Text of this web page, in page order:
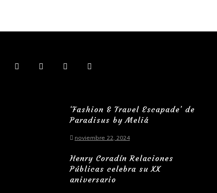
‘Fashion & Travel Escapade’ de
Paradisus by Meliá
noviembre 22, 2024
Henry Coradín Relaciones
Públicas celebra su XX
aniversario